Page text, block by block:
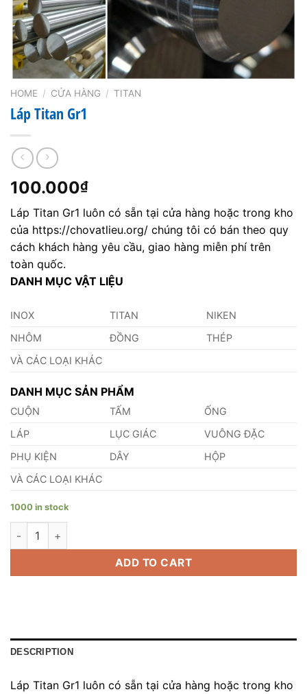
HOME / CỬA HÀNG / TITAN
Láp Titan Gr1
100.000₫
Láp Titan Gr1 luôn có sẵn tại cửa hàng hoặc trong kho
của https://chovatlieu.org/ chúng tôi có bán theo quy
cách khách hàng yêu cầu, giao hàng miễn phí trên
toàn quốc.
DANH MỤC VẬT LIỆU
INOX TITAN
NIKEN
NHÔM
ĐỒNG
THÉP
VÀ CÁC LOẠI KHÁC
DANH MỤC SẢN PHẨM
CUỘN TẤM
ỐNG
LÁP
LỤC GIÁC
VUÔNG ĐẶC
PHỤ KIỆN
DÂY
HỘP
VÀ CÁC LOẠI KHÁC
1000 in stock
Láp Titan Gr1 quantity
ADD TO CART
DESCRIPTION
Láp Titan Gr1 luôn có sẵn tại cửa hàng hoặc trong kho